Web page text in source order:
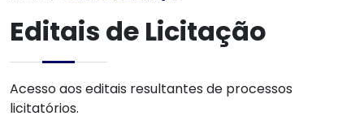
Editais de Licitação
Acesso aos editais resultantes de processos
licitatórios.